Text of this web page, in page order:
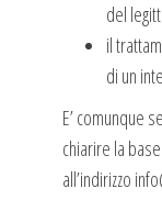
del
il
di un
E’ comunque
chiarire la
all’indirizzo